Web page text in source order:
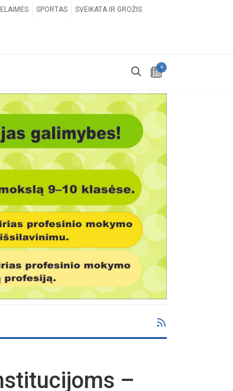
SPORTAS SVEIKATA IR GROŽIS
+
–